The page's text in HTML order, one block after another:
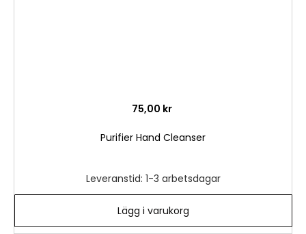
75,00 kr
Purifier Hand Cleanser
Leveranstid: 1-3 arbetsdagar
Lägg i varukorg